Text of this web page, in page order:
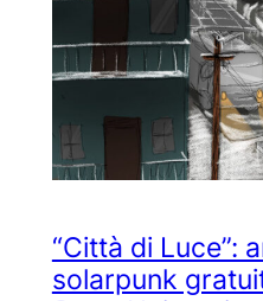
“Città di Luce”:
solarpunk